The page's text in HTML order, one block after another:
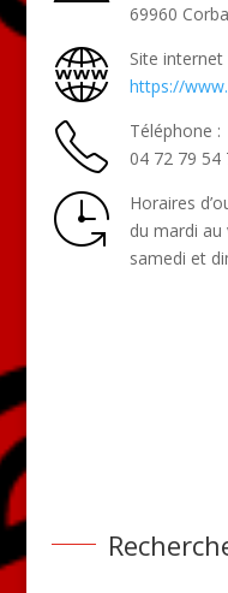
69960
Site internet
https://
Téléphone :
04 72 79 54
Horaires
du mardi au
samedi et